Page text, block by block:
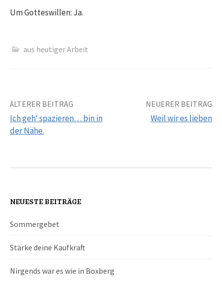
Um Gotteswillen: Ja.
aus heutiger Arbeit
B
t
r
a
g
ÄLTERER BEITRAG
Ich geh‘ spazieren… bin in
der Nähe.
NEUERER BEITRAG
Weil wir es lieben
NEUESTE BEITRÄGE
Sommergebet
Stärke deine Kaufkraft
Nirgends war es wie in Boxberg